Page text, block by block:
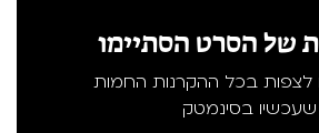
של הסרט הסתיימו
לצפות בכל ההקרנות החמות
שעכשיו בסינמטק